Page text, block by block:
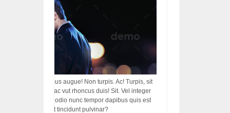
integer! Risus augue! Non turpis. Ac! Turpis, sit
rhoncus porttitor ac vut rhoncus duis! Sit. Vel integer
ut diam porttitor odio nunc tempor dapibus quis est
dictumst, vel amet tincidunt pulvinar?